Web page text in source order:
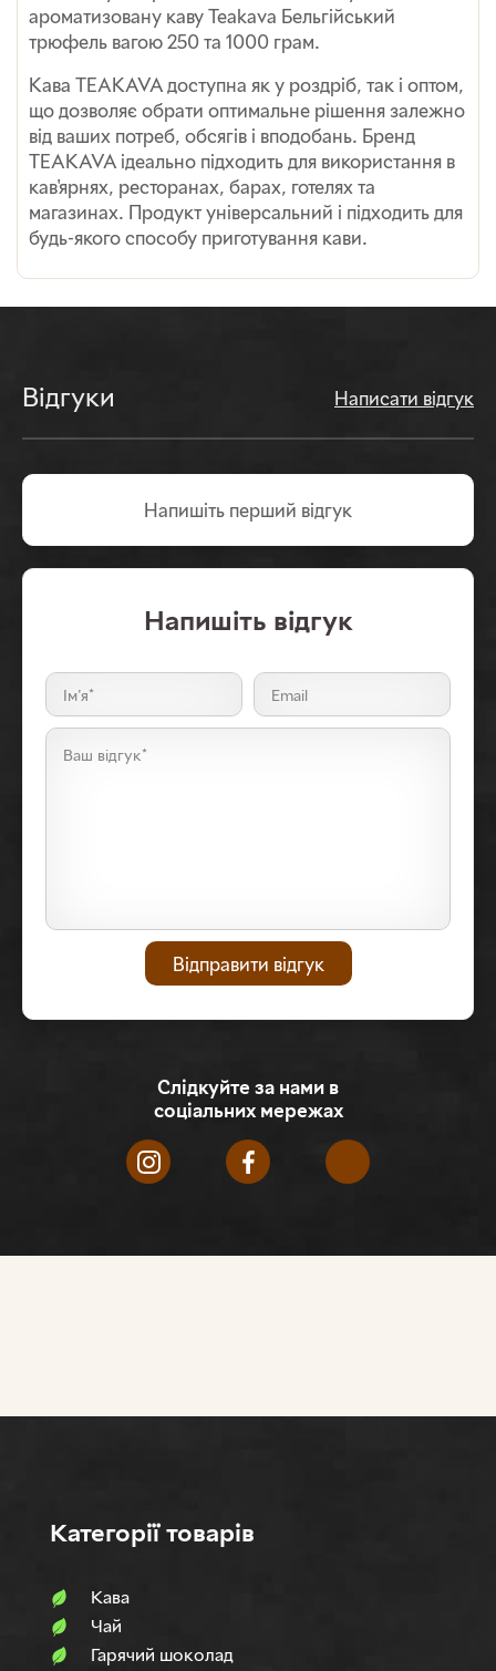
ароматизовану каву Teakava Бельгійський
трюфель вагою 250 та 1000 грам.
Кава TEAKAVA доступна як у роздріб, так і оптом,
що дозволяє обрати оптимальне рішення залежно
від ваших потреб, обсягів і вподобань. Бренд
TEAKAVA ідеально підходить для використання в
кав'ярнях, ресторанах, барах, готелях та
магазинах. Продукт універсальний і підходить для
будь-якого способу приготування кави.
Відгуки Написати відгук
Напишіть перший вiдгук
Напишiть відгук
Слідкуйте за нами в
соціальних мережах
Категорії товарів
Кава
Чай
Гарячий шоколад